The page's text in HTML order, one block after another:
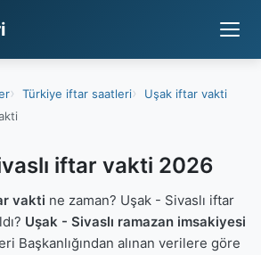
Türkiye iftar saatleri
Uşak iftar vakti
iftar vakti 2026
vakti ne zaman? Uşak - Sivaslı iftar
Uşak - Sivaslı ramazan imsakiyesi
Başkanlığından alınan verilere göre